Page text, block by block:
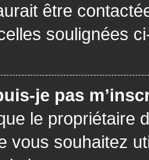
être
soulignées
je pas
le propriétaire
vous souhaitez